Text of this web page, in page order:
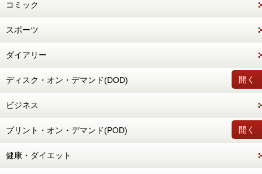
コミック
スポーツ
ダイアリー
開く
ディスク・オン・デマンド(DOD)
ビジネス
開く
プリント・オン・デマンド(POD)
健康・ダイエット